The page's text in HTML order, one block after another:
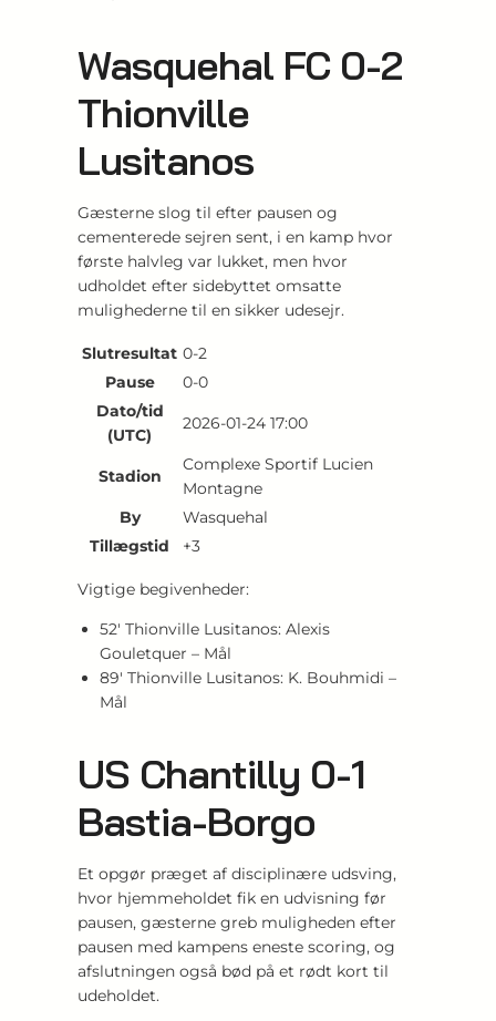
Wasquehal FC 0-2
Thionville
Lusitanos
Gæsterne slog til efter pausen og
cementerede sejren sent, i en kamp hvor
første halvleg var lukket, men hvor
udholdet efter sidebyttet omsatte
mulighederne til en sikker udesejr.
Slutresultat 0-2
Pause
0-0
Dato/tid
(UTC)
2026-01-24 17:00
Stadion
Complexe Sportif Lucien
Montagne
By
Wasquehal
Tillægstid
+3
Vigtige begivenheder:
52′ Thionville Lusitanos: Alexis
Gouletquer – Mål
89′ Thionville Lusitanos: K. Bouhmidi –
Mål
US Chantilly 0-1
Bastia-Borgo
Et opgør præget af disciplinære udsving,
hvor hjemmeholdet fik en udvisning før
pausen, gæsterne greb muligheden efter
pausen med kampens eneste scoring, og
afslutningen også bød på et rødt kort til
udeholdet.